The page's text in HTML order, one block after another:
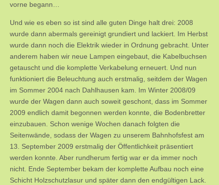
vorne begann…
Und wie es eben so ist sind alle guten Dinge halt drei: 2008
wurde dann abermals gereinigt grundiert und lackiert. Im Herbst
wurde dann noch die Elektrik wieder in Ordnung gebracht. Unter
anderem haben wir neue Lampen eingebaut, die Kabelbuchsen
getauscht und die komplette Verkabelung erneuert. Und nun
funktioniert die Beleuchtung auch erstmalig, seitdem der Wagen
im Sommer 2004 nach Dahlhausen kam. Im Winter 2008/09
wurde der Wagen dann auch soweit geschont, dass im Sommer
2009 endlich damit begonnen werden konnte, die Bodenbretter
einzubauen. Schon wenige Wochen danach folgten die
Seitenwände, sodass der Wagen zu unserem Bahnhofsfest am
13. September 2009 erstmalig der Öffentlichkeit präsentiert
werden konnte. Aber rundherum fertig war er da immer noch
nicht. Ende September bekam der komplette Aufbau noch eine
Schicht Holzschutzlasur und später dann den endgültigen Lack.